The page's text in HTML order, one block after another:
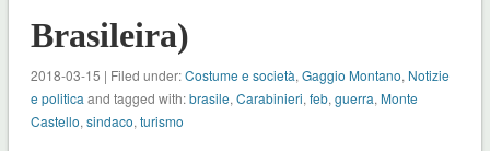
Brasileira)
2018-03-15 | Filed under:Costume e società, Gaggio Montano, Notizie
e politica and tagged with:brasile, Carabinieri, feb, guerra, Monte
Castello, sindaco, turismo